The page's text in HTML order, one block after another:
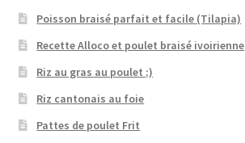
Poisson braisé parfait et facile (Tilapia)
Recette Alloco et poulet braisé ivoirienne
Riz au gras au poulet ;)
Riz cantonais au foie
Pattes de poulet Frit